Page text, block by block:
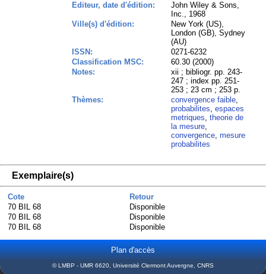
Editeur, date d'édition:
John Wiley & Sons,
Inc., 1968
Ville(s) d'édition:
New York (US),
London (GB), Sydney
(AU)
ISSN:
0271-6232
Classification MSC:
60.30 (2000)
Notes:
xii ; bibliogr. pp. 243-
247 ; index pp. 251-
253 ; 23 cm ; 253 p.
Thèmes:
convergence faible,
probabilites,espaces
metriques,theorie de
la mesure,
convergence,mesure
probabilites
Exemplaire(s)
Cote
Retour
70 BIL 68
Disponible
70 BIL 68
Disponible
70 BIL 68
Disponible
Plan d'accès
© LMBP - UMR 6620, Université Clermont Auvergne, CNRS